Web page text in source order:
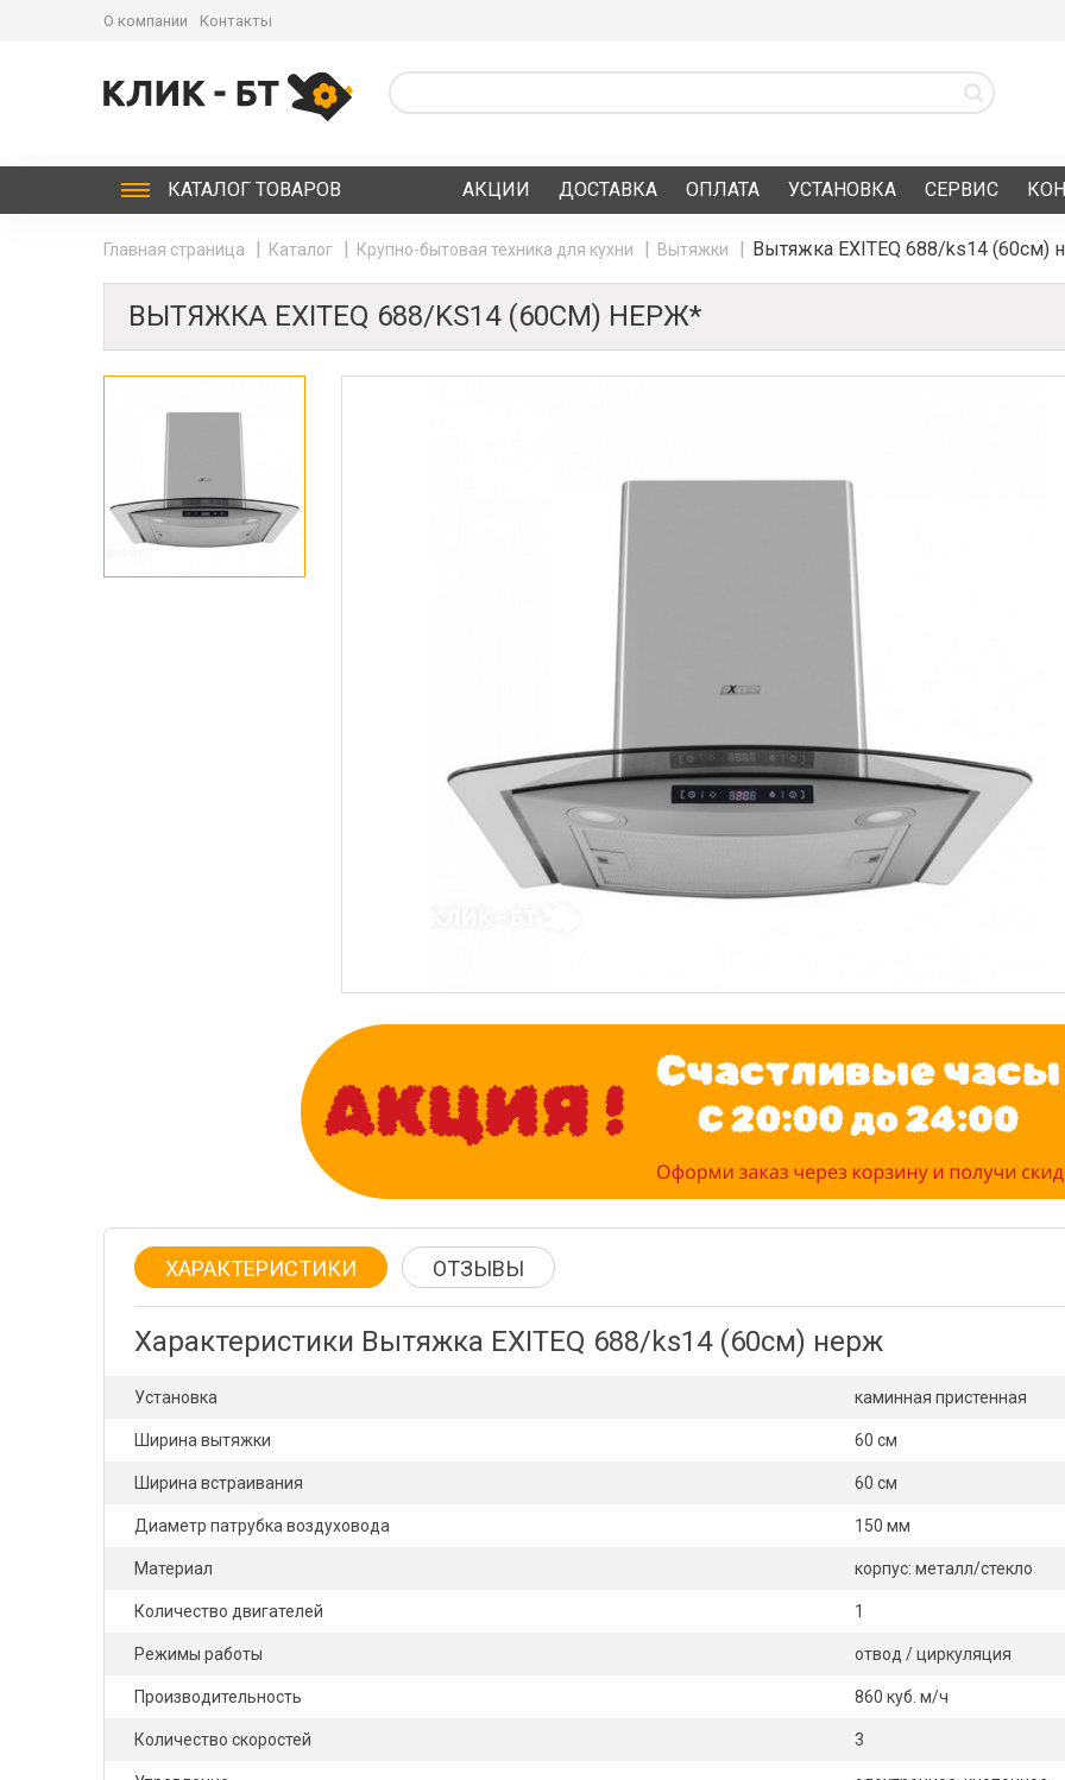
О компании Контакты
КАТАЛОГ ТОВАРОВ АКЦИИ ДОСТАВКА ОПЛАТА УСТАНОВКА СЕРВИС
Главная страница Каталог Крупно-бытовая техника для кухни Вытяжки Вытяжка EXITEQ 688/ks14 (60см)
ВЫТЯЖКА EXITEQ 688/KS14 (60СМ) НЕРЖ*
ХАРАКТЕРИСТИКИ ОТЗЫВЫ
Характеристики Вытяжка EXITEQ 688/ks14 (60см) нерж
Установка каминная пристенная
Ширина вытяжки 60 см
Ширина встраивания 60 см
Диаметр патрубка воздуховода 150 мм
Материал корпус: металл/стекло
Количество двигателей 1
Режимы работы отвод / циркуляция
Производительность 860 куб. м/ч
Количество скоростей 3